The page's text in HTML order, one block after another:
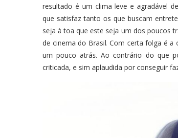
resultado é um clima leve e agradável
que satisfaz tanto os que buscam
seja à toa que este seja um dos poucos
de cinema do Brasil. Com certa folga é a
um pouco atrás. Ao contrário do que
criticada, e sim aplaudida por conseguir